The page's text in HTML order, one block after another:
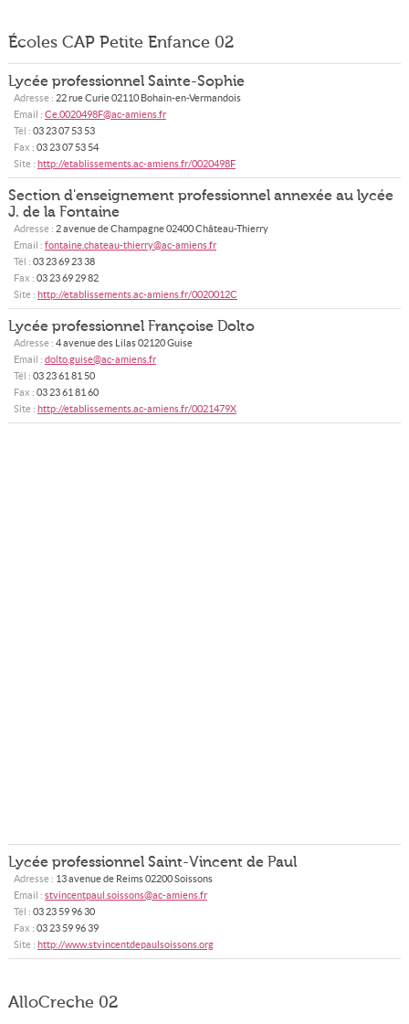
Écoles CAP Petite Enfance 02
Lycée professionnel Sainte-Sophie
Adresse : 22 rue Curie02110 Bohain-en-Vermandois
Email : Ce.0020498F@ac-amiens.fr
Tél : 03 23 07 53 53
Fax : 03 23 07 53 54
Site : http://etablissements.ac-amiens.fr/0020498F
Section d'enseignement professionnel annexée au lycée
J. de la Fontaine
Adresse : 2 avenue de Champagne02400Château-Thierry
Email : fontaine.chateau-thierry@ac-amiens.fr
Tél : 03 23 69 23 38
Fax : 03 23 69 29 82
Site : http://etablissements.ac-amiens.fr/0020012C
Lycée professionnel Françoise Dolto
Adresse : 4 avenue des Lilas02120Guise
Email : dolto.guise@ac-amiens.fr
Tél : 03 23 61 81 50
Fax : 03 23 61 81 60
Site : http://etablissements.ac-amiens.fr/0021479X
Lycée professionnel Saint-Vincent de Paul
Adresse : 13 avenue de Reims02200Soissons
Email : stvincentpaul.soissons@ac-amiens.fr
Tél : 03 23 59 96 30
Fax : 03 23 59 96 39
Site : http://www.stvincentdepaulsoissons.org
AlloCreche 02